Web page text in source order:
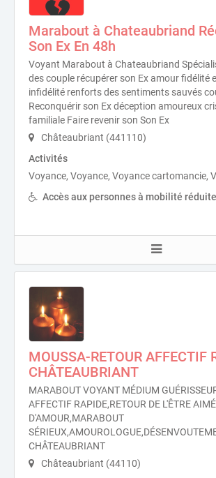
Marabout à Chateaubriand
Son Ex En 48h
Voyant Marabout à Chateaubriand
des couple récupérer son Ex amour fidélité
infidélité renforts des sentiments sauvés
Reconquérir son Ex déception amoureux
familiale Faire revenir son Son Ex
Châteaubriant (441110)
Activités
Voyance, Voyance, Voyance cartomancie,
Accès aux personnes à mobilité réduite
MOUSSA-RETOUR AFFECTIF
CHÂTEAUBRIANT
MARABOUT VOYANT MÉDIUM
AFFECTIF RAPIDE,RETOUR DE L'ÊTRE
D'AMOUR,MARABOUT
CHÂTEAUBRIANT
Châteaubriant (44110)